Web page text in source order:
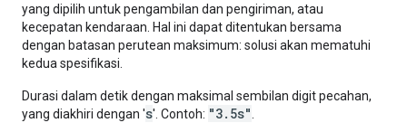
yang dipilih untuk pengambilan dan pengiriman, atau
kecepatan kendaraan. Hal ini dapat ditentukan bersama
dengan batasan perutean maksimum: solusi akan mematuhi
kedua spesifikasi.
Durasi dalam detik dengan maksimal sembilan digit pecahan,
yang diakhiri dengan 's'. Contoh: "3.5s"